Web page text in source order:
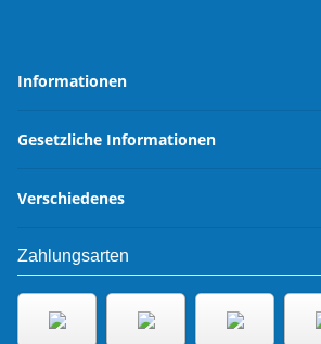
Informationen
Gesetzliche Informationen
Verschiedenes
Zahlungsarten